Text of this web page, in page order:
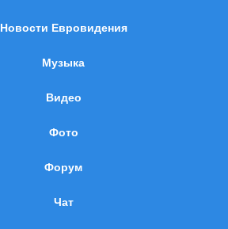
Новости Евровидения
Музыка
Видео
Фото
Форум
Чат